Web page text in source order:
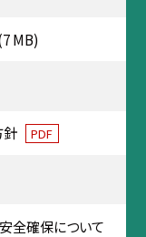
MB)
PDF
全確保について